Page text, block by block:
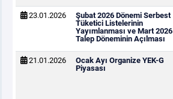
23.01.2026
Şubat 2026 Dönemi Serbest
Tüketici Listelerinin
Yayımlanması ve Mart 2026
Talep Döneminin Açılması
21.01.2026
Ocak Ayı Organize YEK-G
Piyasası